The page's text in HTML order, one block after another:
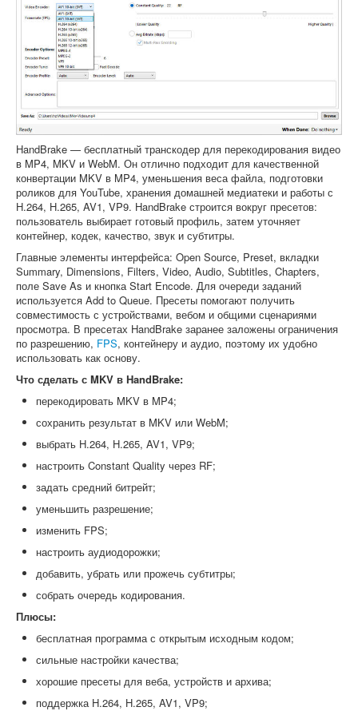
HandBrake — бесплатный транскодер для перекодирования видео
в MP4, MKV и WebM. Он отлично подходит для качественной
конвертации MKV в MP4, уменьшения веса файла, подготовки
роликов для YouTube, хранения домашней медиатеки и работы с
H.264, H.265, AV1, VP9. HandBrake строится вокруг пресетов:
пользователь выбирает готовый профиль, затем уточняет
контейнер, кодек, качество, звук и субтитры.
Главные элементы интерфейса: Open Source, Preset, вкладки
Summary, Dimensions, Filters, Video, Audio, Subtitles, Chapters,
поле Save As и кнопка Start Encode. Для очереди заданий
используется Add to Queue. Пресеты помогают получить
совместимость с устройствами, вебом и общими сценариями
просмотра. В пресетах HandBrake заранее заложены ограничения
по разрешению, FPS, контейнеру и аудио, поэтому их удобно
использовать как основу.
Что сделать с MKV в HandBrake:
перекодировать MKV в MP4;
сохранить результат в MKV или WebM;
выбрать H.264, H.265, AV1, VP9;
настроить Constant Quality через RF;
задать средний битрейт;
уменьшить разрешение;
изменить FPS;
настроить аудиодорожки;
добавить, убрать или прожечь субтитры;
собрать очередь кодирования.
Плюсы:
бесплатная программа с открытым исходным кодом;
сильные настройки качества;
хорошие пресеты для веба, устройств и архива;
поддержка H.264, H.265, AV1, VP9;